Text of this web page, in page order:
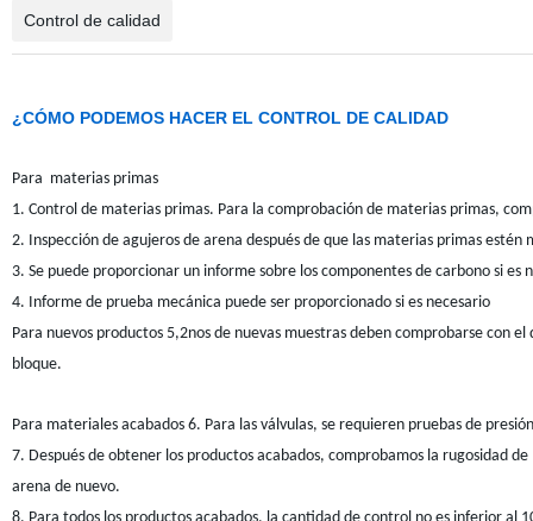
Control de calidad
¿CÓMO PODEMOS HACER EL CONTROL DE CALIDAD
Para materias primas
1. Control de materias primas. Para la comprobación de materias primas,
2. Inspección de agujeros de arena después de que las materias primas estén
3. Se puede proporcionar un informe sobre los componentes de carbono si es
4. Informe de prueba mecánica puede ser proporcionado si es necesario
Para nuevos productos5,2nos de nuevas muestras deben comprobarse con
bloque.
Para materiales acabados6. Para las válvulas, se requieren pruebas de
7. Después de obtener los productos acabados, comprobamos la rugosidad
arena de nuevo.